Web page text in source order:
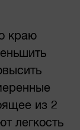
краю
из 2
легкость